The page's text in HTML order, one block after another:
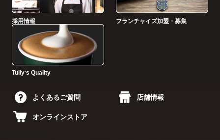
採用情報 フランチャイズ加盟・募集
Tullyʼs Quality
よくあるご質問 店舗情報
オンラインストア